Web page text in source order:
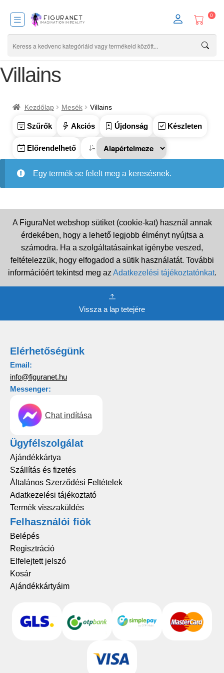
0
Villains
Kezdőlap Mesék Villains
Szűrők Akciós Újdonság Készleten
Előrendelhető
Egy termék se felelt meg a keresésnek.
A FiguraNet webshop sütiket (cookie-kat) használ annak
érdekében, hogy a lehető legjobb élményt nyújtsa a
számodra. Ha a szolgáltatásainkat igénybe veszed,
feltételezzük, hogy elfogadod a sütik használatát. További
információért tekintsd meg az Adatkezelési tájékoztatónkat.
Vissza a lap tetejére
Elérhetőségünk
Email:
info@figuranet.hu
Messenger:
Chat indítása
Ügyfélszolgálat
Ajándékkártya
Szállítás és fizetés
Általános Szerződési Feltételek
Adatkezelési tájékoztató
Termék visszaküldés
Felhasználói fiók
Belépés
Regisztráció
Elfelejtett jelszó
Kosár
Ajándékkártyáim